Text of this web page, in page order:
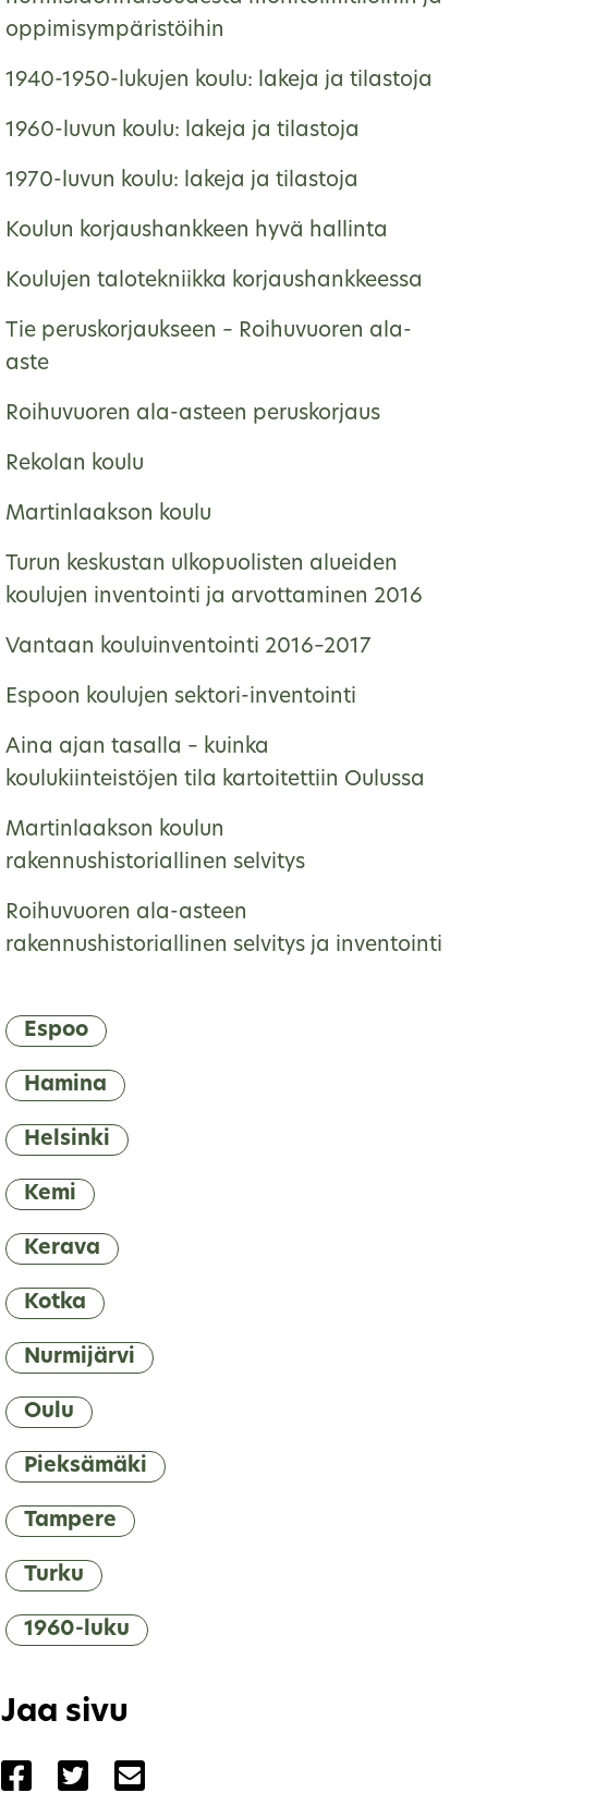
oppimisympäristöihin
1940-1950-lukujen koulu: lakeja ja tilastoja
1960-luvun koulu: lakeja ja tilastoja
1970-luvun koulu: lakeja ja tilastoja
Koulun korjaushankkeen hyvä hallinta
Koulujen talotekniikka korjaushankkeessa
Tie peruskorjaukseen – Roihuvuoren ala-
aste
Roihuvuoren ala-asteen peruskorjaus
Rekolan koulu
Martinlaakson koulu
Turun keskustan ulkopuolisten alueiden
koulujen inventointi ja arvottaminen 2016
Vantaan kouluinventointi 2016–2017
Espoon koulujen sektori-inventointi
Aina ajan tasalla – kuinka
koulukiinteistöjen tila kartoitettiin Oulussa
Martinlaakson koulun
rakennushistoriallinen selvitys
Roihuvuoren ala-asteen
rakennushistoriallinen selvitys ja inventointi
Espoo
Hamina
Helsinki
Kemi
Kerava
Kotka
Nurmijärvi
Oulu
Pieksämäki
Tampere
Turku
1960-luku
Jaa sivu
Jaa sivu palvelussa Facebook
Jaa sivu palvelussa Twitter